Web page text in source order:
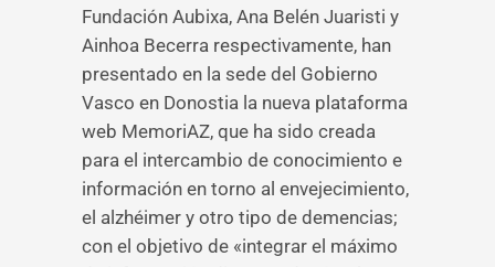
Fundación Aubixa, Ana Belén Juaristi y
Ainhoa Becerra respectivamente, han
presentado en la sede del Gobierno
Vasco en Donostia la nueva plataforma
web MemoriAZ, que ha sido creada
para el intercambio de conocimiento e
información en torno al envejecimiento,
el alzhéimer y otro tipo de demencias;
con el objetivo de «integrar el máximo